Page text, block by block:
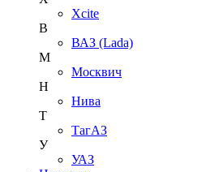
Xcite
В
ВАЗ (Lada)
М
Москвич
Н
Нива
Т
ТагАЗ
У
УАЗ